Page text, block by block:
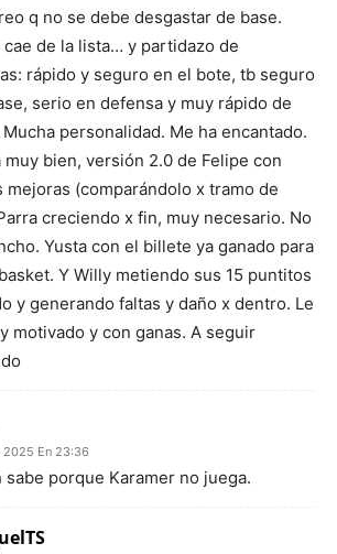
q no se debe desgastar de base.
cae de la lista… y partidazo de
rápido y seguro en el bote, tb seguro
serio en defensa y muy rápido de
Mucha personalidad. Me ha encantado.
muy bien, versión 2.0 de Felipe con
mejoras (comparándolo x tramo de
creciendo x fin, muy necesario. No
Yusta con el billete ya ganado para
Y Willy metiendo sus 15 puntitos
y generando faltas y daño x dentro. Le
motivado y con ganas. A seguir
2025 En 23:36
sabe porque Karamer no juega.